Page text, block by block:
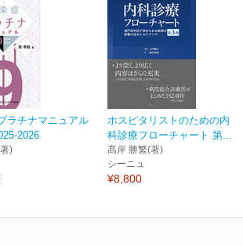
ラチナマニュアル
2026
)
ホスピタリストのための内
科診療フローチャート 第...
髙岸 勝繁(著)
シーニュ
¥8,800